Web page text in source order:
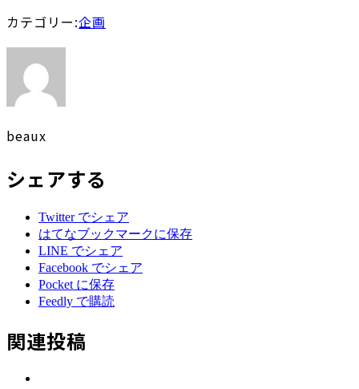
カテゴリー:企画
beaux
シェアする
Twitter でシェア
はてなブックマークに保存
LINE でシェア
Facebook でシェア
Pocket に保存
Feedly で購読
関連投稿